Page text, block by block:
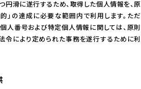
円滑に遂行するため、取得した個人情報を、原
」の達成に必要な範囲内で利用します。ただ
個人番号および特定個人情報に関しては、原則
令により定められた事務を遂行するために利